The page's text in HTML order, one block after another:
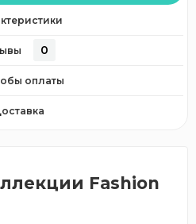
0
оплаты
Fashion